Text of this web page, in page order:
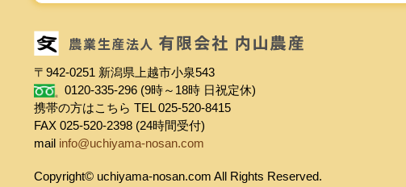
〒942-0251 新潟県上越市小泉543
0120-335-296 (9時～18時 日祝定休)
携帯の方はこちら TEL 025-520-8415
FAX 025-520-2398 (24時間受付)
mail info@uchiyama-nosan.com
Copyright© uchiyama-nosan.com All Rights Reserved.